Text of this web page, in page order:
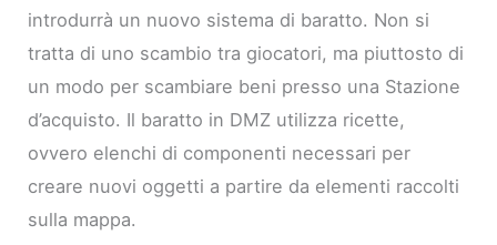
introdurrà un nuovo sistema di baratto. Non si
tratta di uno scambio tra giocatori, ma piuttosto di
un modo per scambiare beni presso una Stazione
d’acquisto. Il baratto in DMZ utilizza ricette,
ovvero elenchi di componenti necessari per
creare nuovi oggetti a partire da elementi raccolti
sulla mappa.